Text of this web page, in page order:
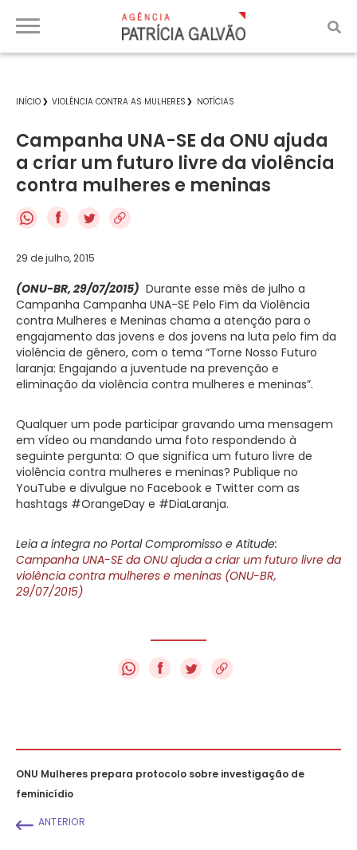
INÍCIO VIOLÊNCIA CONTRA AS MULHERES NOTÍCIAS
Campanha UNA-SE da ONU ajuda
a criar um futuro livre da violência
contra mulheres e meninas
f
29 de julho, 2015
(ONU-BR, 29/07/2015) Durante esse mês de julho a
Campanha Campanha UNA-SE Pelo Fim da Violência
contra Mulheres e Meninas chama a atenção para o
engajamento das jovens e dos jovens na luta pelo fim da
violência de gênero, com o tema “Torne Nosso Futuro
laranja: Engajando a juventude na prevenção e
eliminação da violência contra mulheres e meninas”.
Qualquer um pode participar gravando uma mensagem
em vídeo ou mandando uma foto respondendo à
seguinte pergunta: O que significa um futuro livre de
violência contra mulheres e meninas? Publique no
YouTube e divulgue no Facebook e Twitter com as
hashtags ‪#‎OrangeDay‬‬ e #DiaLaranja.
Leia a íntegra no Portal Compromisso e Atitude:
Campanha UNA-SE da ONU ajuda a criar um futuro livre da
violência contra mulheres e meninas (ONU-BR,
29/07/2015)
f
ONU Mulheres prepara protocolo sobre investigação de
feminicídio
ANTERIOR